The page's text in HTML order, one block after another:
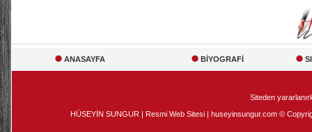
ANASAYFA BİYOGRAFİ
Siteden
HÜSEYİN SUNGUR | Resmi Web Sitesi | huseyinsungur.com ©